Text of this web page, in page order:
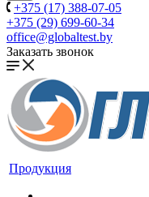
+375 (17) 388-07-05
+375 (29) 699-60-34
office@globaltest.by
Заказать звонок
Продукция